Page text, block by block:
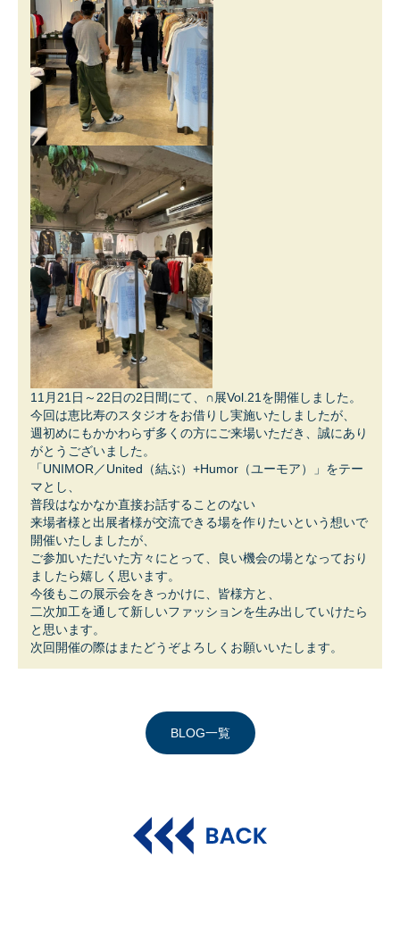
11月21日～22日の2日間にて、∩展Vol.21を開催しました。
今回は恵比寿のスタジオをお借りし実施いたしましたが、
週初めにもかかわらず多くの方にご来場いただき、誠にあり
がとうございました。
「UNIMOR／United（結ぶ）+Humor（ユーモア）」をテー
マとし、
普段はなかなか直接お話することのない
来場者様と出展者様が交流できる場を作りたいという想いで
開催いたしましたが、
ご参加いただいた方々にとって、良い機会の場となっており
ましたら嬉しく思います。
今後もこの展示会をきっかけに、皆様方と、
二次加工を通して新しいファッションを生み出していけたら
と思います。
次回開催の際はまたどうぞよろしくお願いいたします。
BLOG一覧